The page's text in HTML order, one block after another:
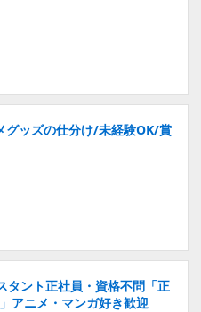
グッズの仕分け/未経験OK/賞
タント正社員・資格不問「正
アニメ・マンガ好き歓迎